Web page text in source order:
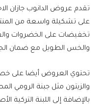
على تشكيلة واسعة من
تخفيضات على الخضروات
والخس الطويل مع ضمان
تحتوي العروض أيضا على
والزيتون مثل جبنة الرومي
بالإضافة إلى اللبنة